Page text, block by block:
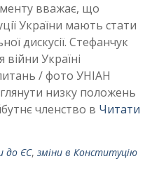
вважає, що
України мають стати
дискусії. Стефанчук
Україні
/ фото УНІАН
низку положень
членство в Читати
до ЄС, зміни в Конституцію